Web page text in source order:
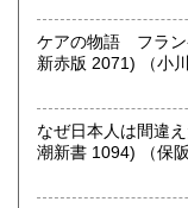
定休日：年中無休
書籍の買取について
不死鳥BOOKSでは
ゲーム、おもちゃ
きます。店主が、
ケアの物語 フラン
新赤版
なぜ日本人は間違
潮新書